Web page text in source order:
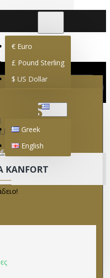
€ Euro
£ Pound Sterling
$ US Dollar
Greek
English
KANFORT